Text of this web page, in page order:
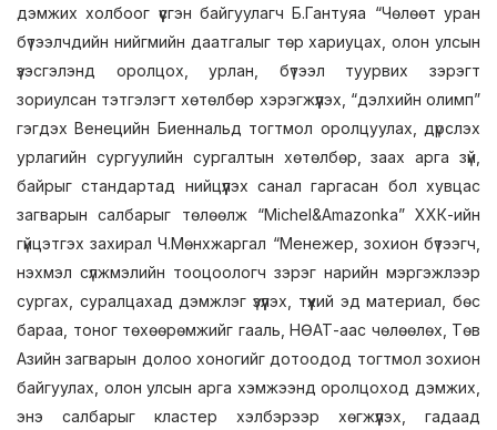
дэмжих холбоог үүсгэн байгуулагч Б.Гантуяа “Чөлөөт уран
бүтээлчдийн нийгмийн даатгалыг төр хариуцах, олон улсын
үзэсгэлэнд оролцох, урлан, бүтээл туурвих зэрэгт
зориулсан тэтгэлэгт хөтөлбөр хэрэгжүүлэх, “дэлхийн олимп”
гэгдэх Венецийн Биеннальд тогтмол оролцуулах, дүрслэх
урлагийн сургуулийн сургалтын хөтөлбөр, заах арга зүй,
байрыг стандартад нийцүүлэх санал гаргасан бол хувцас
загварын салбарыг төлөөлж “Michel&Amazonka” ХХК-ийн
гүйцэтгэх захирал Ч.Мөнхжаргал “Менежер, зохион бүтээгч,
нэхмэл сүлжмэлийн тооцоологч зэрэг нарийн мэргэжлээр
сургах, суралцахад дэмжлэг үзүүлэх, түүхий эд материал, бөс
бараа, тоног төхөөрөмжийг гааль, НӨАТ-аас чөлөөлөх, Төв
Азийн загварын долоо хоногийг дотоодод тогтмол зохион
байгуулах, олон улсын арга хэмжээнд оролцоход дэмжих,
энэ салбарыг кластер хэлбэрээр хөгжүүлэх, гадаад